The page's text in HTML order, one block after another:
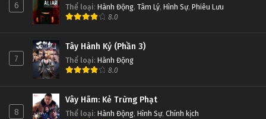
6 Thể loại: Hành Động, Tâm Lý, Hình Sự, Phiêu Lưu
8.0
7
Tây Hành Kỷ (Phần 3)
Thể loại: Hành Động
8.0
8
Vây Hãm: Kẻ Trừng Phạt
Thể loại: Hành Động, Hình Sự, Chính kịch